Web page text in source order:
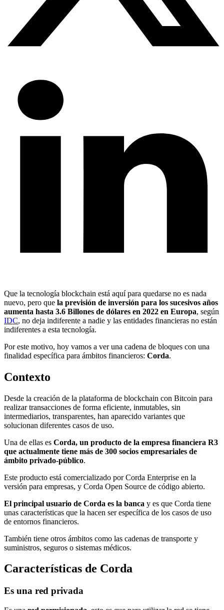
Que la tecnología blockchain está aquí para quedarse no es nada
nuevo, pero que la previsión de inversión para los sucesivos años
aumenta hasta 3.6 Billones de dólares en 2022 en Europa, según
IDC, no deja indiferente a nadie y las entidades financieras no están
indiferentes a esta tecnología.
Por este motivo, hoy vamos a ver una cadena de bloques con una
finalidad específica para ámbitos financieros: Corda.
Contexto
Desde la creación de la plataforma de blockchain con Bitcoin para
realizar transacciones de forma eficiente, inmutables, sin
intermediarios, transparentes, han aparecido variantes que
solucionan diferentes casos de uso.
Una de ellas es Corda, un producto de la empresa financiera R3
que actualmente tiene más de 300 socios empresariales de
ámbito privado-público.
Este producto está comercializado por Corda Enterprise en la
versión para empresas, y Corda Open Source de código abierto.
El principal usuario de Corda es la banca y es que Corda tiene
unas características que la hacen ser específica de los casos de uso
de entornos financieros.
También tiene otros ámbitos como las cadenas de transporte y
suministros, seguros o sistemas médicos.
Características de Corda
Es una red privada